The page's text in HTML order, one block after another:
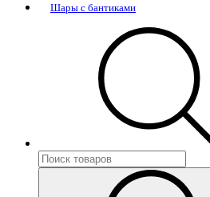
Шары с бантиками